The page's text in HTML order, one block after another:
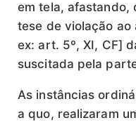
em tela, afastando,
tese de violação
ex: art. 5º, XI, CF]
suscitada pela
As instâncias
a quo, realizaram